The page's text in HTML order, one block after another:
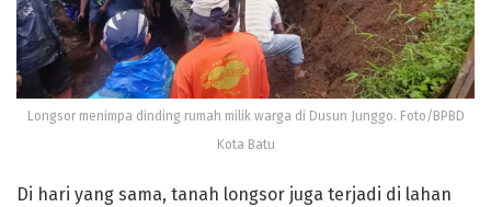
Longsor menimpa dinding rumah milik warga di Dusun Junggo. Foto/BPBD
Kota Batu
Di hari yang sama, tanah longsor juga terjadi di lahan